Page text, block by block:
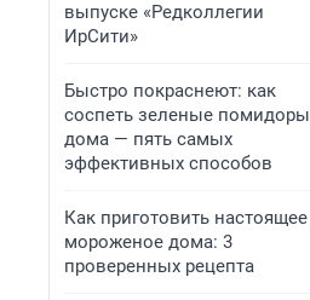
выпуске «Редколлегии
ИрСити»
Быстро покраснеют: как
соспеть зеленые помидоры
дома — пять самых
эффективных способов
Как приготовить настоящее
мороженое дома: 3
проверенных рецепта